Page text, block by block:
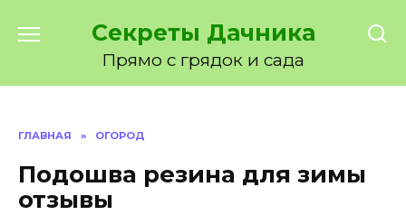
Секреты Дачника
Прямо с грядок и сада
ГЛАВНАЯ » ОГОРОД
Подошва резина для зимы
отзывы